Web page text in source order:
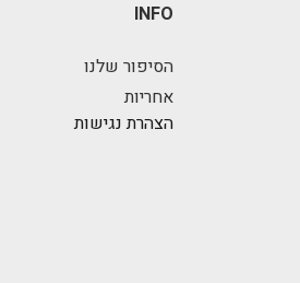
INFO
הסיפור שלנו
אחריות
הצהרת נגישות